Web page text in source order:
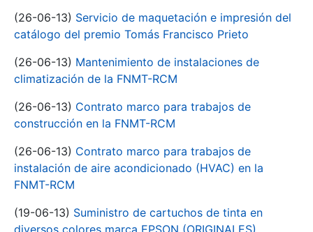
(26-06-13) Servicio de maquetación e impresión del
catálogo del premio Tomás Francisco Prieto
(26-06-13) Mantenimiento de instalaciones de
climatización de la FNMT-RCM
(26-06-13) Contrato marco para trabajos de
construcción en la FNMT-RCM
(26-06-13) Contrato marco para trabajos de
instalación de aire acondicionado (HVAC) en la
FNMT-RCM
(19-06-13) Suministro de cartuchos de tinta en
diversos colores marca EPSON (ORIGINALES)